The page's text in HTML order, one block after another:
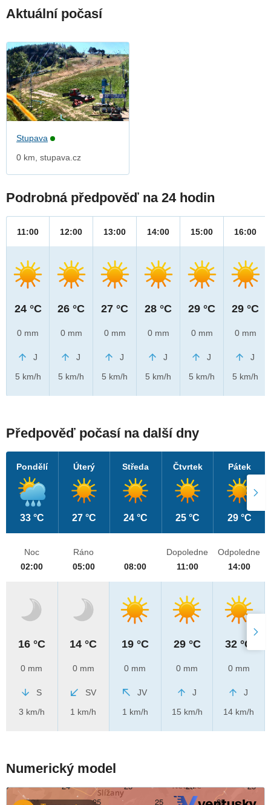
Aktuální počasí
Stupava
0 km, stupava.cz
Podrobná předpověď na 24 hodin
11:00
24 °C
0 mm
J
5 km/h
12:00
26 °C
0 mm
J
5 km/h
13:00
27 °C
0 mm
J
5 km/h
14:00
28 °C
0 mm
J
5 km/h
15:00
29 °C
0 mm
J
5 km/h
16:00
29 °C
0 mm
J
5 km/h
Předpověď počasí na další dny
Pondělí
33 °C
Úterý
27 °C
Středa
24 °C
Čtvrtek
25 °C
Pátek
29 °C
Noc
02:00
16 °C
0 mm
S
3 km/h
Ráno
05:00
14 °C
0 mm
SV
1 km/h
08:00
19 °C
0 mm
JV
1 km/h
Dopoledne
11:00
29 °C
0 mm
J
15 km/h
Odpoledne
14:00
32 °C
0 mm
J
14 km/h
Numerický model